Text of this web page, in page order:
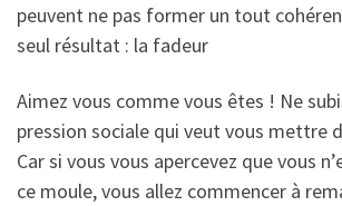
peuvent ne pas former un tout
seul résultat : la fadeur
Aimez vous comme vous êtes ! Ne
pression sociale qui veut vous mettre
Car si vous vous apercevez que vous
ce moule, vous allez commencer à